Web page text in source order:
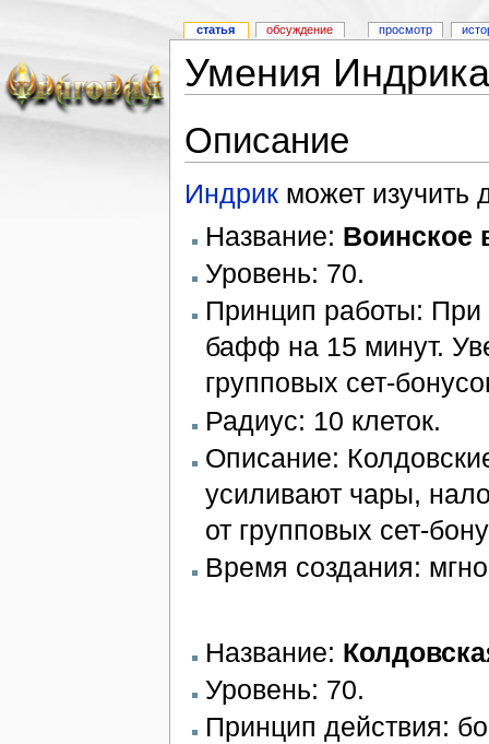
Умения Индрика
Описание
Индрикможет изучить
Название: Воинское
Уровень: 70.
Принцип работы: При
бафф на 15 минут.
групповых сет-
Радиус: 10 клеток.
Описание:
усиливают чары,
от групповых сет-
Время создания:
Название:
Уровень: 70.
Принцип действия:
статья обсуждение просмотр